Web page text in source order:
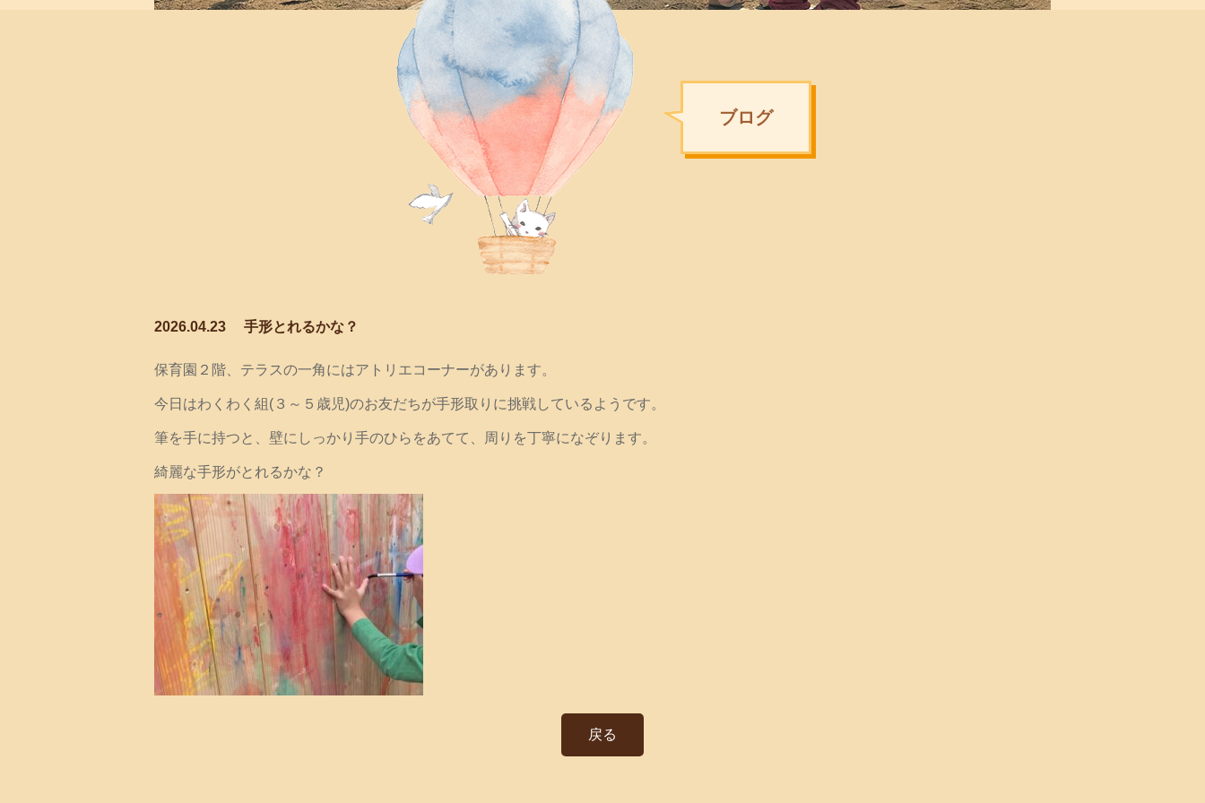
ブログ
2026.04.23 手形とれるかな？
保育園２階、テラスの一角にはアトリエコーナーがあります。
今日はわくわく組(３～５歳児)のお友だちが手形取りに挑戦しているようです。
筆を手に持つと、壁にしっかり手のひらをあてて、周りを丁寧になぞります。
綺麗な手形がとれるかな？
戻る